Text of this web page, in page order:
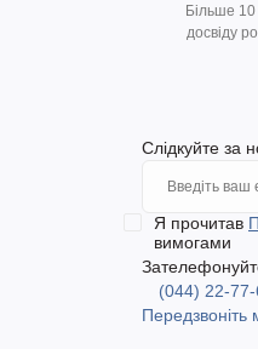
Більше 10
досвіду
Слідкуйте за
Я прочитав
вимогами
(044) 22-
Передзвоніть